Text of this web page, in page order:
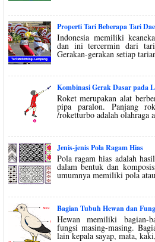
Properti Tari Beberapa Tari
Indonesia memiliki
dan ini tercermin dari
Gerakan-gerakan setiap
Kombinasi Gerak Dasar pada
Roket merupakan alat
pipa paralon. Panjang
/roketturbo adalah olahraga
Jenis-jenis Pola Ragam Hias
Pola ragam hias adalah
dalam bentuk dan
umumnya memiliki pola
Bagian Tubuh Hewan dan
Hewan memiliki bagian-
fungsi masing-masing.
lain kepala sayap, mata,